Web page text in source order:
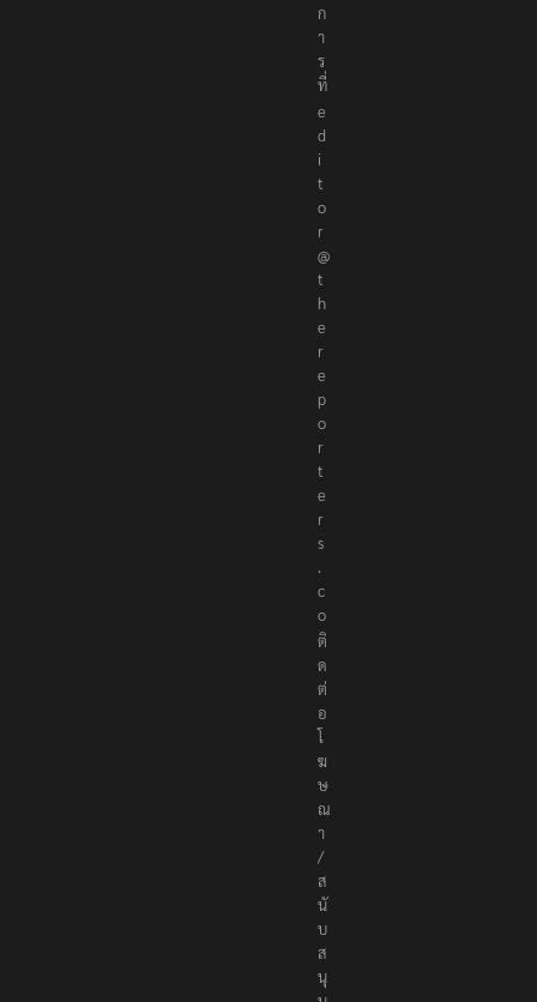
า
ร
ที่
e
d
i
t
o
r
@
t
h
e
r
e
p
o
r
t
e
r
s
.
c
o
ติ
ด
ต่
อ
โ
ฆ
ษ
ณ
า
/
ส
นั
บ
ส
นุ
น